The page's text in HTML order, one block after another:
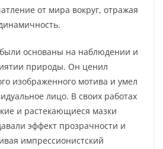
от мира вокруг, отражая
основаны на наблюдении и
природы. Он ценил
изображенного мотива и умел
лицо. В своих работах
и растекающиеся мазки
эффект прозрачности и
импрессионистский